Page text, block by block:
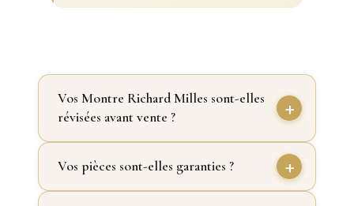
Vos Montre Richard Milles sont-elles
révisées avant vente ?
Vos pièces sont-elles garanties ?